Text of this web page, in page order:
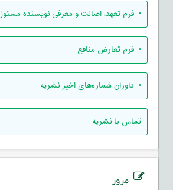
• فرم تعهد، اصالت و معرفی نویسنده مسئول
• فرم تعارض منافع
• داوران شماره‌های اخیر نشریه
تماس با نشریه
مرور